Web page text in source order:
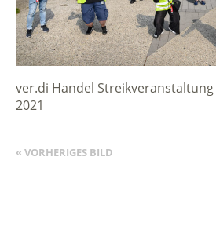
ver.di Handel
2021
« VORHERIGES BILD